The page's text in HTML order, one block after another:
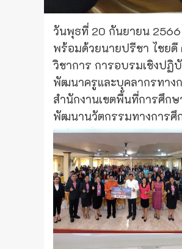
วันพุธที่ 20 กันยายน 2566
พร้อมด้วยนายปรีชา ไชยดี
วิชาการ การอบรมเชิงปฏิ
พัฒนาครูและบุคลากรทาง
สำนักงานเขตพื้นที่การศึก
พัฒนานวัตกรรมทางการศึ